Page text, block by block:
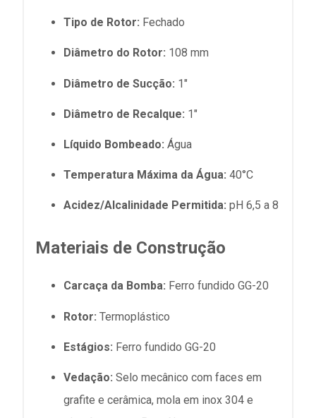
Tipo de Rotor: Fechado
Diâmetro do Rotor: 108 mm
Diâmetro de Sucção: 1"
Diâmetro de Recalque: 1"
Líquido Bombeado: Água
Temperatura Máxima da Água: 40°C
Acidez/Alcalinidade Permitida: pH 6,5 a 8
Materiais de Construção
Carcaça da Bomba: Ferro fundido GG-20
Rotor: Termoplástico
Estágios: Ferro fundido GG-20
Vedação: Selo mecânico com faces em
grafite e cerâmica, mola em inox 304 e